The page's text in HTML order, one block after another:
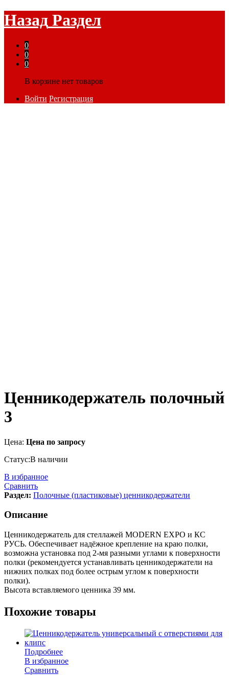
Назад Раздел
0
0
0
В корзине нет товаров
Войти Регистрация
Ценникодержатель полочный
3
Цена: Цена по запросу
Статус:В наличии
В избранное
Сравнить
Раздел: Полочные (пластиковые) ценникодержатели
Описание
Ценникодержатель для стеллажей MODERN EXPO и КС
РУСЬ. Обеспечивает надёжное крепление на краю полки,
возможна установка под 2-мя разными углами к поверхности
полки (рекомендуется устанавливать ценникодержатели на
нижних полках под более острым углом к поверхности
полки).
Высота вставляемого ценника 39 мм.
Похожие товары
Подробнее
В избранное
Сравнить